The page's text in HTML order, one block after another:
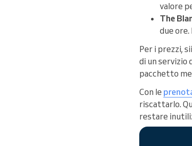
valore
The
due ore.
Per i prezzi,
di un servizio
pacchetto
Con le
riscattarlo.
restare